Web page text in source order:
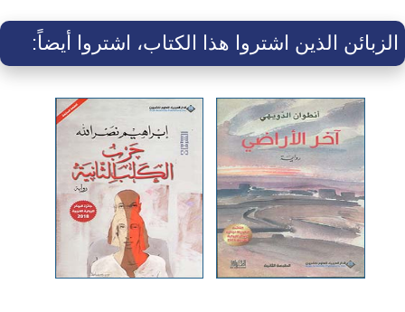
الزبائن الذين اشتروا هذا الكتاب، اشتروا أيضاً: